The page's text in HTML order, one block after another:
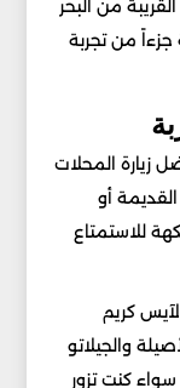
من البحر
جزءاً من تجربة
زيارة المحلات
أو
للاستمتاع
كريم
والجيلاتو
كنت تزور